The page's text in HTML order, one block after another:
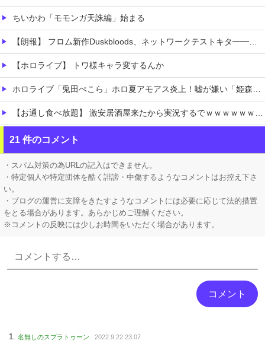
ちいかわ「モモンガ天誅編」始まる
【朗報】 フロム新作Duskbloods、ネットワークテストキタ━━━━(゜∀゜)━━━━!!
【ホロライブ】 トワ様キャラ変するんか
ホロライブ「兎田ぺこら」ホロ夏アモアス炎上！嘘が嫌い「姫森ルーナ」筋を通す「大空スバル」ケモミミリーグにコラボ被せることへ抗議の意思表示か
【お通し食べ放題】 激安居酒屋来たから実況するでｗｗｗｗｗｗｗｗ（画像あり）
【消費税1%になったら】 町のお弁当屋さん「申し訳ないがその分商品代を値上げして店頭価格を変えない」
お高いテント、盗まれそうで怖くない？
21 件のコメント
・スパム対策の為URLの記入はできません。
・特定個人や特定団体を酷く誹謗・中傷するようなコメントはお控え下さ
い。
・ブログの運営に支障をきたすようなコメントには必要に応じて法的措置
をとる場合があります。あらかじめご理解ください。
※コメントの反映には少しお時間をいただく場合があります。
名無しのスプラトゥーン 2022.9.22 23:07